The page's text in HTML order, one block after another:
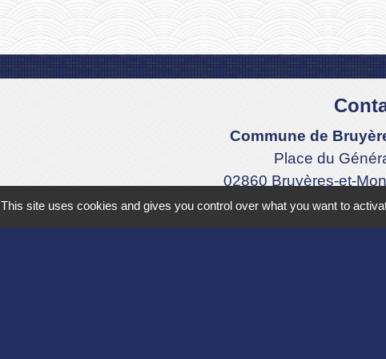
Commune de
Place du
02860 Bruyères-et-
+33 3 23
Formulaire
This site uses cookies and gives you control over what you want to